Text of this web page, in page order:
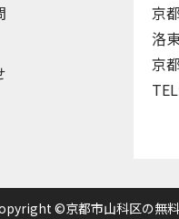
京
洛
京
©京都市山科区の無